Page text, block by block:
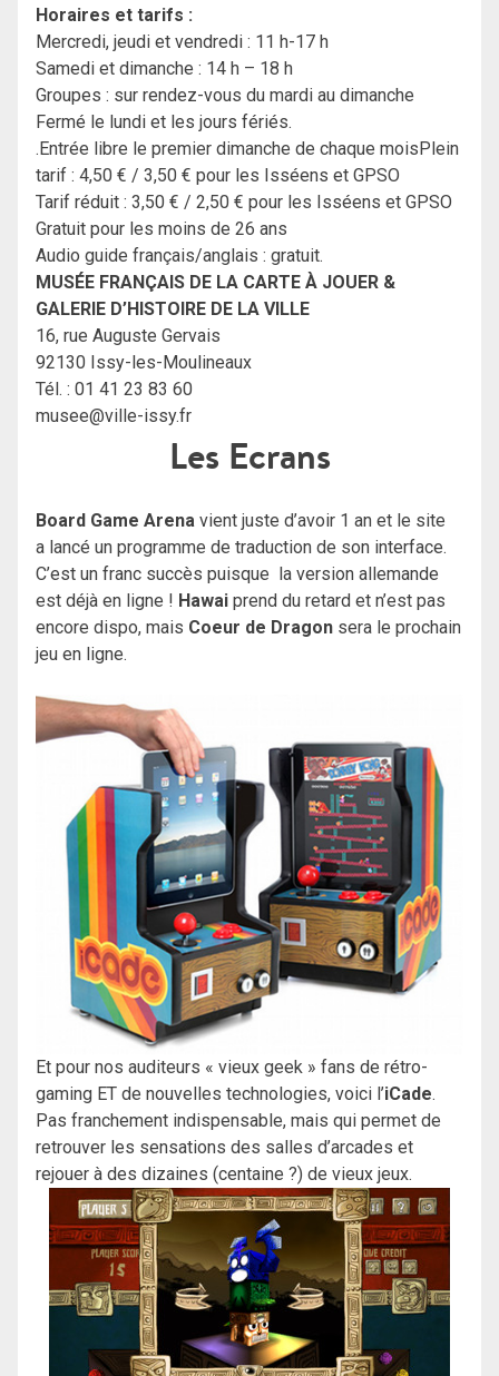
Horaires et tarifs :
Mercredi, jeudi et vendredi : 11 h-17 h
Samedi et dimanche : 14 h – 18 h
Groupes : sur rendez-vous du mardi au dimanche
Fermé le lundi et les jours fériés.
.Entrée libre le premier dimanche de chaque moisPlein
tarif : 4,50 € / 3,50 € pour les Isséens et GPSO
Tarif réduit : 3,50 € / 2,50 € pour les Isséens et GPSO
Gratuit pour les moins de 26 ans
Audio guide français/anglais : gratuit.
MUSÉE FRANÇAIS DE LA CARTE À JOUER &
GALERIE D’HISTOIRE DE LA VILLE
16, rue Auguste Gervais
92130 Issy-les-Moulineaux
Tél. : 01 41 23 83 60
musee@ville-issy.fr
Les Ecrans
Board Game Arena vient juste d’avoir 1 an et le site
a lancé un programme de traduction de son interface.
C’est un franc succès puisque la version allemande
est déjà en ligne ! Hawai prend du retard et n’est pas
encore dispo, mais Coeur de Dragon sera le prochain
jeu en ligne.
Et pour nos auditeurs « vieux geek » fans de rétro-
gaming ET de nouvelles technologies, voici l’iCade.
Pas franchement indispensable, mais qui permet de
retrouver les sensations des salles d’arcades et
rejouer à des dizaines (centaine ?) de vieux jeux.